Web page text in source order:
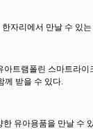
자리에서 만날 수 있는
트램폴린 스마트라이
께 받을 수 있다.
유아용품을 만날 수